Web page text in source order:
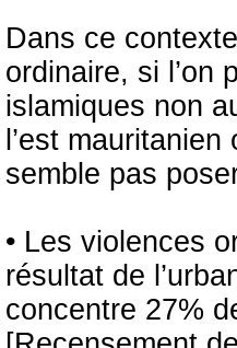
Dans ce
ordinaire, si l’on
islamiques non
l’est
semble pas
• Les violences
résultat de
concentre 27%